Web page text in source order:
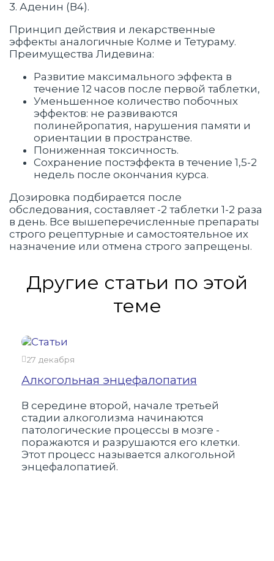
3. Аденин (В4).
Принцип действия и лекарственные
эффекты аналогичные Колме и Тетураму.
Преимущества Лидевина:
Развитие максимального эффекта в
течение 12 часов после первой таблетки,
Уменьшенное количество побочных
эффектов: не развиваются
полинейропатия, нарушения памяти и
ориентации в пространстве.
Пониженная токсичность.
Сохранение постэффекта в течение 1,5-2
недель после окончания курса.
Дозировка подбирается после
обследования, составляет -2 таблетки 1-2 раза
в день. Все вышеперечисленные препараты
строго рецептурные и самостоятельное их
назначение или отмена строго запрещены.
Другие статьи по этой
теме
27 декабря
Алкогольная энцефалопатия
В середине второй, начале третьей
стадии алкоголизма начинаются
патологические процессы в мозге -
поражаются и разрушаются его клетки.
Этот процесс называется алкогольной
энцефалопатией.